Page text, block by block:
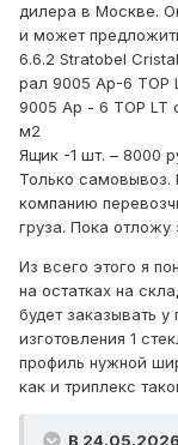
дилера в Москве.
и может
6.6.2 Stratobel
рал 9005 Ар-6 TOP
9005 Ар - 6 TOP LT
м2
Ящик -1 шт. – 8000
Только самовывоз.
компанию
груза. Пока отложу
Из всего этого я
на остатках на
будет заказывать
изготовления 1
профиль нужной
как и триплекс
В